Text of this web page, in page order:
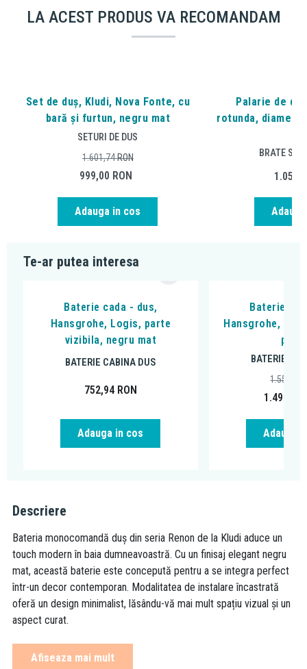
LA ACEST PRODUS VA RECOMANDAM
Set de duș, Kludi, Nova Fonte, cu
bară și furtun, negru mat
SETURI DE DUS
999,00 RON
1.601,74RON
Adauga in cos
Palarie de
rotunda,
BRATE SI
Te-ar putea interesa
Baterie cada - dus,
Hansgrohe, Logis, parte
vizibila, negru mat
BATERIE CABINA DUS
752,94 RON
Adauga in cos
Baterie
Hansgrohe,
BATERIE
1.498,95
1.554,93
Adauga
Descriere
Bateria monocomandă duş din seria Renon de la Kludi aduce un
touch modern în baia dumneavoastră. Cu un finisaj elegant negru
mat, această baterie este concepută pentru a se integra perfect
într-un decor contemporan. Modalitatea de instalare încastrată
oferă un design minimalist, lăsându-vă mai mult spațiu vizual și un
aspect curat.
Cu un debit maxim de 28 l/min la 3 bari, beneficiați de o
experiență de duș plăcută și eficientă. Cartușul ceramic asigură o
Afiseaza mai mult